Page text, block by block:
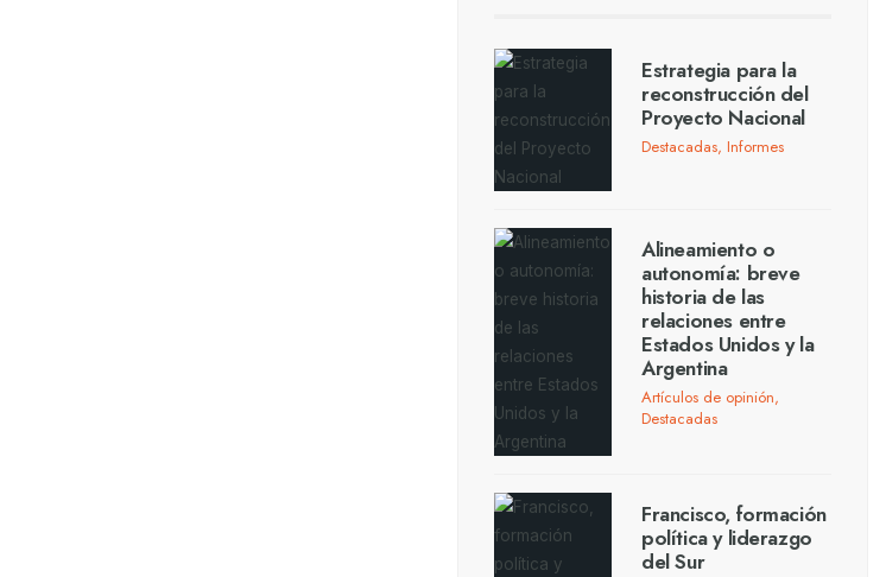
Estrategia para la
reconstrucción del
Proyecto Nacional
Destacadas, Informes
Alineamiento o
autonomía: breve
historia de las
relaciones entre
Estados Unidos y la
Argentina
Artículos de opinión,
Destacadas
Francisco, formación
política y liderazgo
del Sur